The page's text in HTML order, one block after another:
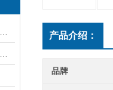
产品介绍：
品牌